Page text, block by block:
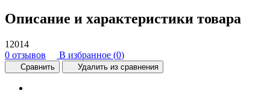
Описание и характеристики товара
12014
0 отзывов
В избранное (0)
Сравнить Удалить из сравнения